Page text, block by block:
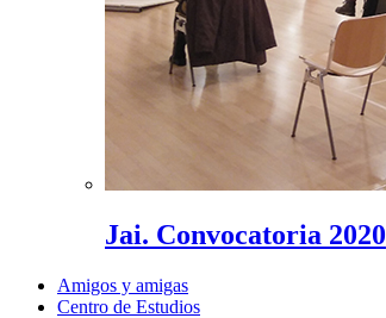
Jai. Convocatoria 2020
Amigos y amigas
Centro de Estudios